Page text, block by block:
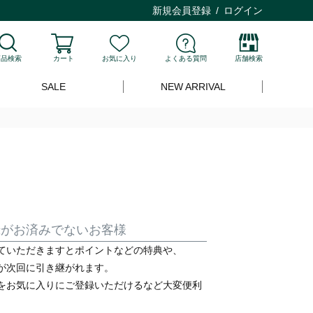
新規会員登録 ログイン
検索 カート お気に入り よくある質問 店舗検索
SALE NEW ARRIVAL
お済みでないお客様
いただきますとポイントなどの特典や、
次回に引き継がれます。
お気に入りにご登録いただけるなど大変便利